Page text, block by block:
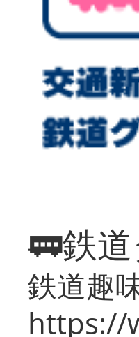
🚃鉄
鉄道趣
https://